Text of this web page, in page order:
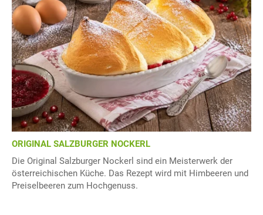
ORIGINAL SALZBURGER NOCKERL
Die Original Salzburger Nockerl sind ein Meisterwerk der
österreichischen Küche. Das Rezept wird mit Himbeeren und
Preiselbeeren zum Hochgenuss.